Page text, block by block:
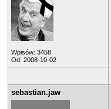
Wpisów: 3458
Od: 2008-10-02
sebastian.jaw